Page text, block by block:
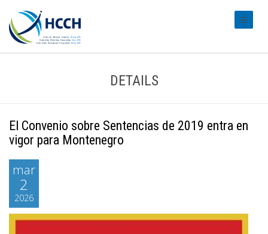
DETAILS
El Convenio sobre Sentencias de 2019 entra en
vigor para Montenegro
mar
2
2026